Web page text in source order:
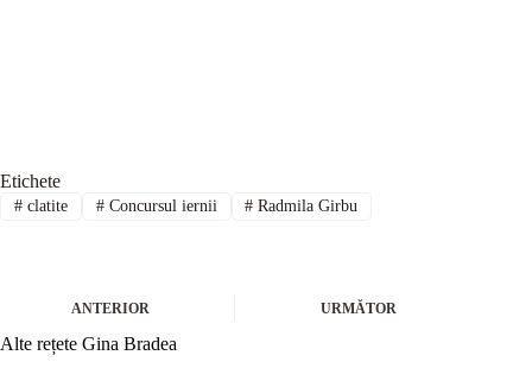
Etichete
#clatite #Concursul iernii # Radmila Girbu
ANTERIOR URMĂTOR
Alte rețete Gina Bradea